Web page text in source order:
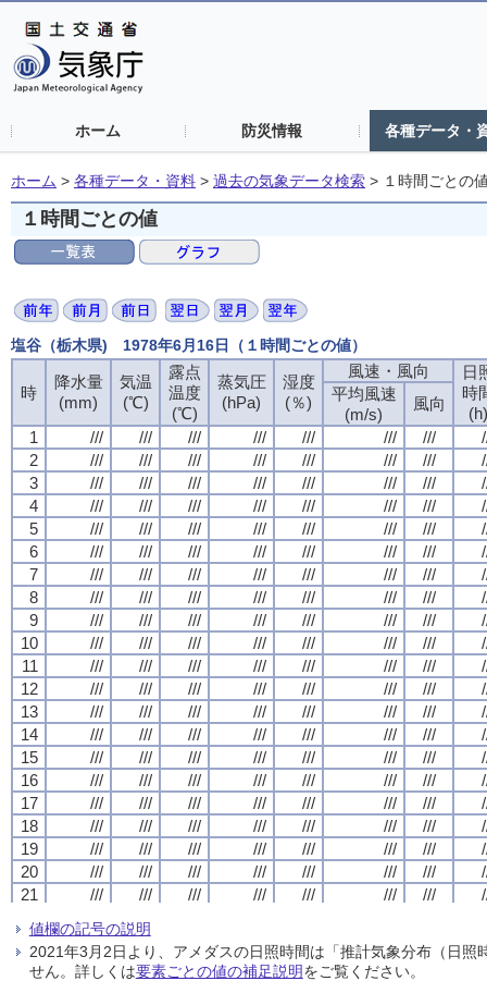
ホーム 防災情報 各種データ・
ホーム > 各種データ・資料 > 過去の気象データ検索 > １時間ごとの
１時間ごとの値
塩谷（栃木県) 1978年6月16日（１時間ごとの値）
時
降水量
(mm)
気温
(℃)
露点
温度
(℃)
蒸気圧
(hPa)
湿度
(％)
風速・風向
日
時
(h)
平均風速
(m/s)
風向
1
/// /// /// /// /// /// ///
2
/// /// /// /// /// /// ///
3
/// /// /// /// /// /// ///
4
/// /// /// /// /// /// ///
5
/// /// /// /// /// /// ///
6
/// /// /// /// /// /// ///
7
/// /// /// /// /// /// ///
8
/// /// /// /// /// /// ///
9
/// /// /// /// /// /// ///
10
/// /// /// /// /// /// ///
11
/// /// /// /// /// /// ///
12
/// /// /// /// /// /// ///
13
/// /// /// /// /// /// ///
14
/// /// /// /// /// /// ///
15
/// /// /// /// /// /// ///
16
/// /// /// /// /// /// ///
17
/// /// /// /// /// /// ///
18
/// /// /// /// /// /// ///
19
/// /// /// /// /// /// ///
20
/// /// /// /// /// /// ///
21
/// /// /// /// /// /// ///
23
/// /// ///
24
/// /// /// /// /// /// ///
時
降水量
(mm)
気温
(℃)
露点
温度
(℃)
蒸気圧
(hPa)
湿度
(％)
風速・風向
日
時
(h)
平均風速
(m/s)
風向
1
/// /// /// /// /// /// ///
2
/// /// /// /// /// /// ///
3
/// /// /// /// /// /// ///
4
/// /// /// /// /// /// ///
5
/// /// /// /// /// /// ///
6
/// /// /// /// /// /// ///
7
/// /// /// /// /// /// ///
8
/// /// /// /// /// /// ///
9
/// /// /// /// /// /// ///
10
/// /// /// /// /// /// ///
11
/// /// /// /// /// /// ///
12
/// /// /// /// /// /// ///
13
/// /// /// /// /// /// ///
14
/// /// /// /// /// /// ///
15
/// /// /// /// /// /// ///
16
/// /// /// /// /// /// ///
17
/// /// /// /// /// /// ///
18
/// /// /// /// /// /// ///
19
/// /// /// /// /// /// ///
20
/// /// /// /// /// /// ///
21
/// /// /// /// /// /// ///
23
/// /// ///
24
/// /// /// /// /// /// ///
時
降水量
(mm)
気温
(℃)
露点
温度
(℃)
蒸気圧
(hPa)
湿度
(％)
風速・風向
日
時
(h)
平均風速
(m/s)
風向
1
/// /// /// /// /// /// ///
2
/// /// /// /// /// /// ///
3
/// /// /// /// /// /// ///
4
/// /// /// /// /// /// ///
5
/// /// /// /// /// /// ///
6
/// /// /// /// /// /// ///
7
/// /// /// /// /// /// ///
8
/// /// /// /// /// /// ///
9
/// /// /// /// /// /// ///
10
/// /// /// /// /// /// ///
11
/// /// /// /// /// /// ///
12
/// /// /// /// /// /// ///
13
/// /// /// /// /// /// ///
14
/// /// /// /// /// /// ///
15
/// /// /// /// /// /// ///
16
/// /// /// /// /// /// ///
17
/// /// /// /// /// /// ///
18
/// /// /// /// /// /// ///
19
/// /// /// /// /// /// ///
20
/// /// /// /// /// /// ///
21
/// /// /// /// /// /// ///
23
/// /// ///
24
/// /// /// /// /// /// ///
時
降水量
(mm)
気温
(℃)
露点
温度
(℃)
蒸気圧
(hPa)
湿度
(％)
風速・風向
日
時
(h)
平均風速
(m/s)
風向
1
/// /// /// /// /// /// ///
2
/// /// /// /// /// /// ///
3
/// /// /// /// /// /// ///
4
/// /// /// /// /// /// ///
5
/// /// /// /// /// /// ///
6
/// /// /// /// /// /// ///
7
/// /// /// /// /// /// ///
8
/// /// /// /// /// /// ///
9
/// /// /// /// /// /// ///
10
/// /// /// /// /// /// ///
11
/// /// /// /// /// /// ///
12
/// /// /// /// /// /// ///
13
/// /// /// /// /// /// ///
14
/// /// /// /// /// /// ///
15
/// /// /// /// /// /// ///
16
/// /// /// /// /// /// ///
17
/// /// /// /// /// /// ///
18
/// /// /// /// /// /// ///
19
/// /// /// /// /// /// ///
20
/// /// /// /// /// /// ///
21
/// /// /// /// /// /// ///
23
/// /// ///
24
/// /// /// /// /// /// ///
値欄の記号の説明
2021年3月2日より、アメダスの日照時間は「推計気象分布（日
せん。詳しくは要素ごとの値の補足説明をご覧ください。